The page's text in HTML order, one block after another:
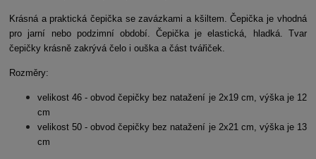
Krásná a praktická čepička se zavázkami a kšiltem. Čepička je vhodná
pro jarní nebo podzimní období. Čepička je elastická, hladká. Tvar
čepičky krásně zakrývá čelo i ouška a část tvářiček.
Rozměry:
velikost 46 - obvod čepičky bez natažení je 2x19 cm, výška je 12
cm
velikost 50 - obvod čepičky bez natažení je 2x21 cm, výška je 13
cm